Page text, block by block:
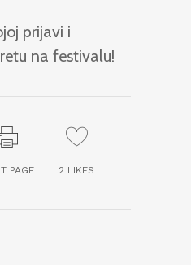
prijavi i
na festivalu!
PAGE 2 LIKES